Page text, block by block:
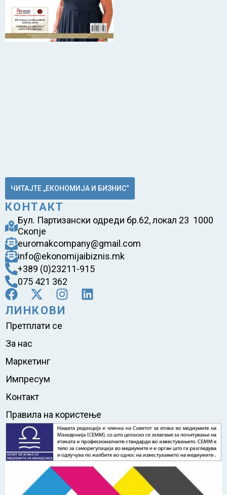
ЧИТАЈТЕ „ЕКОНОМИЈА И БИЗНИС“
КОНТАКТ
Бул. Партизански одреди бр.62, локал 23 1000
Скопје
euromakcompany@gmail.com
info@ekonomijaibiznis.mk
+389 (0)23211-915
075 421 362
ЛИНКОВИ
Претплати се
За нас
Маркетинг
Импресум
Контакт
Правила на користење